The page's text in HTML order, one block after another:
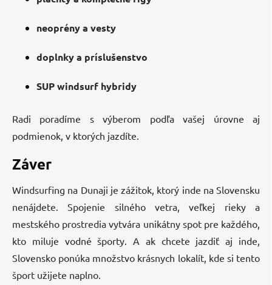
neoprény a vesty
doplnky a príslušenstvo
SUP windsurf hybridy
Radi poradíme s výberom podľa vašej úrovne aj
podmienok, v ktorých jazdíte.
Záver
Windsurfing na Dunaji je zážitok, ktorý inde na Slovensku
nenájdete. Spojenie silného vetra, veľkej rieky a
mestského prostredia vytvára unikátny spot pre každého,
kto miluje vodné športy. A ak chcete jazdiť aj inde,
Slovensko ponúka množstvo krásnych lokalít, kde si tento
šport užijete naplno.